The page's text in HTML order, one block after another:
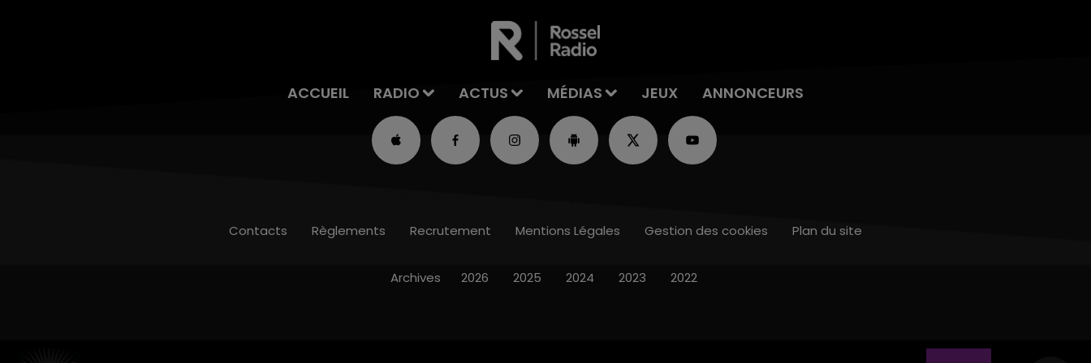
ACCUEIL RADIO ACTUS MÉDIAS JEUX ANNONCEURS
Contacts Règlements Recrutement Mentions Légales Gestion des cookies Plan du site
Archives 2026 2025 2024 2023 2022